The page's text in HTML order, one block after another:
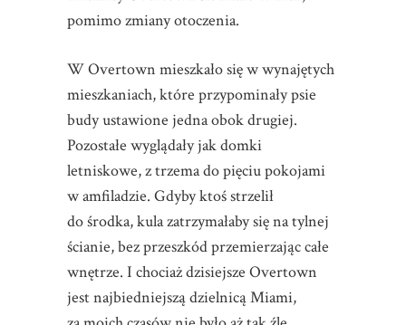
pomimo zmiany otoczenia.
W Overtown mieszkało się w wynajętych
mieszkaniach, które przypominały psie
budy ustawione jedna obok drugiej.
Pozostałe wyglądały jak domki
letniskowe, z trzema do pięciu pokojami
w amfiladzie. Gdyby ktoś strzelił
do środka, kula zatrzymałaby się na tylnej
ścianie, bez przeszkód przemierzając całe
wnętrze. I chociaż dzisiejsze Overtown
jest najbiedniejszą dzielnicą Miami,